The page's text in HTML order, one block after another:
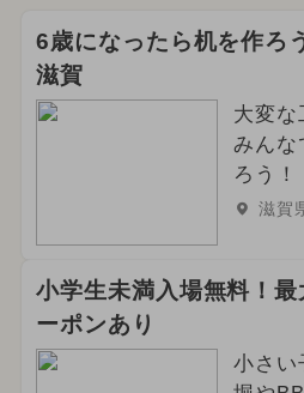
6歳になったら机を作ろ
滋賀
大変な
みんな
ろう！
滋賀
小学生未満入場無料！
ーポンあり
小さい